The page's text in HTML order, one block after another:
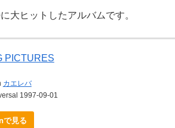
大ヒットしたアルバムです。
PICTURES
カエレバ
1997-09-01
で見る